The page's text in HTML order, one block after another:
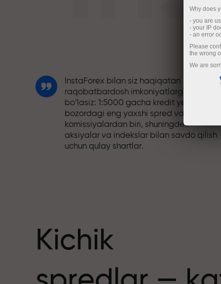
InstaForex bilan siz haqiqatan
raqobatbardosh imkoniyatlarga ega
bo‘lasiz: 1:5000 gacha kredit yelkasi,
bozordagi eng yaxshi spred va
komissiyalardan biri, shuningdek
aksiyalar va indekslar bilan savdo qilish
uchun qulay shartlar.
qadriyatlarni baham ko‘radi. Aleš Loprais
savdo olamiga intilish va intizom
Kichik
Why does
- you are
- your IP
- an error
Please
the wrong
We are